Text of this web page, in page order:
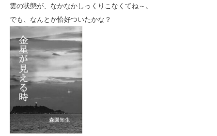
雲の状態が、なかなかしっくりこなくてね～。
でも、なんとか恰好ついたかな？